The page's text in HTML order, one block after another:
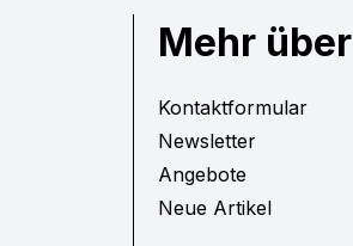
Mehr über
Kontaktformular
Newsletter
Angebote
Neue Artikel